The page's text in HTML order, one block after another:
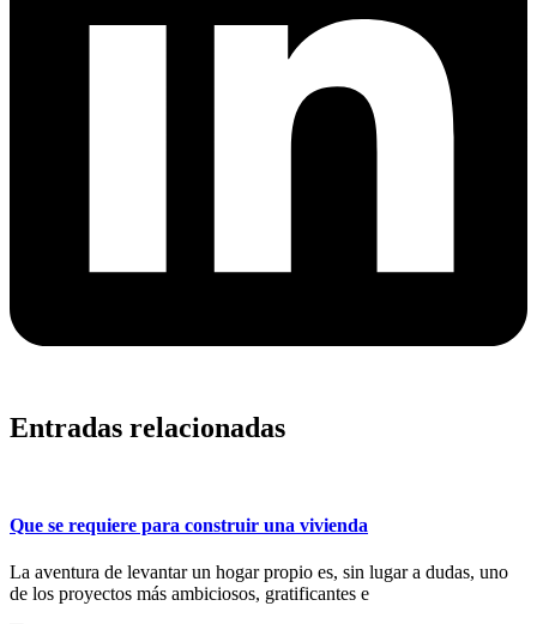
Entradas relacionadas
Que se requiere para construir una vivienda
La aventura de levantar un hogar propio es, sin lugar a dudas, uno
de los proyectos más ambiciosos, gratificantes e